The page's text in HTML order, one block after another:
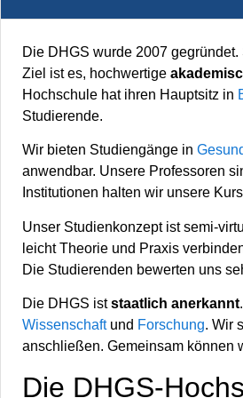
Die DHGS wurde 2007
Ziel ist es, hochwertige
Hochschule hat ihren Hauptsitz in
Studierende.
Wir bieten Studiengänge in
anwendbar. Unsere Professoren
Institutionen halten wir unsere
Unser Studienkonzept ist semi-
leicht Theorie und Praxis
Die Studierenden bewerten uns
Die DHGS iststaatlich anerkannt
Wissenschaftund Forschung. Wir
anschließen. Gemeinsam können
Die DHGS-